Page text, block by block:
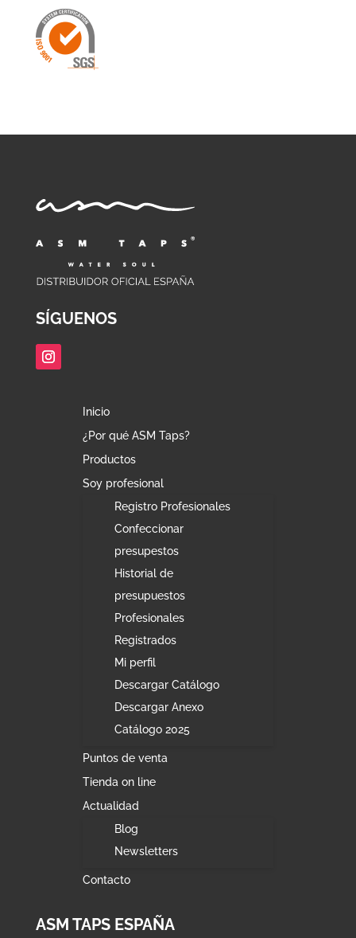
SÍGUENOS
Inicio
¿Por qué ASM Taps?
Productos
Soy profesional
Registro Profesionales
Confeccionar
presupestos
Historial de
presupuestos
Profesionales
Registrados
Mi perfil
Descargar Catálogo
Descargar Anexo
Catálogo 2025
Puntos de venta
Tienda on line
Actualidad
Blog
Newsletters
Contacto
ASM TAPS ESPAÑA